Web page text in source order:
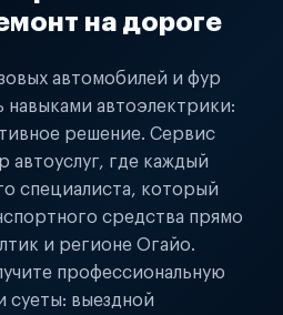
на дороге
автомобилей и фур
навыками автоэлектрики:
решение. Сервис
автоуслуг, где каждый
специалиста, который
средства прямо
и регионе Огайо.
профессиональную
суеты: выездной